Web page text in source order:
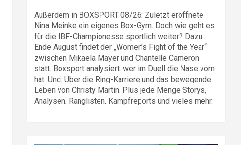
Außerdem in BOXSPORT 08/26: Zuletzt eröffnete
Nina Meinke ein eigenes Box-Gym. Doch wie geht es
für die IBF-Championesse sportlich weiter? Dazu:
Ende August findet der „Women’s Fight of the Year“
zwischen Mikaela Mayer und Chantelle Cameron
statt. Boxsport analysiert, wer im Duell die Nase vorn
hat. Und: Über die Ring-Karriere und das bewegende
Leben von Christy Martin. Plus jede Menge Storys,
Analysen, Ranglisten, Kampfreports und vieles mehr.